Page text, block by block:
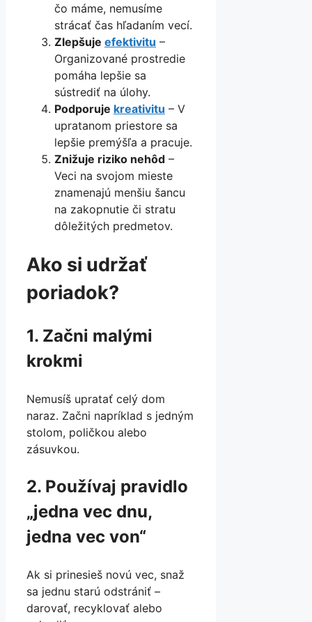
čo máme, nemusíme
strácať čas hľadaním vecí.
Zlepšuje efektivitu –
Organizované prostredie
pomáha lepšie sa
sústrediť na úlohy.
Podporuje kreativitu – V
upratanom priestore sa
lepšie premýšľa a pracuje.
Znižuje riziko nehôd –
Veci na svojom mieste
znamenajú menšiu šancu
na zakopnutie či stratu
dôležitých predmetov.
Ako si udržať
poriadok?
1. Začni malými
krokmi
Nemusíš upratať celý dom
naraz. Začni napríklad s jedným
stolom, poličkou alebo
zásuvkou.
2. Používaj pravidlo
„jedna vec dnu,
jedna vec von“
Ak si prinesieš novú vec, snaž
sa jednu starú odstrániť –
darovať, recyklovať alebo